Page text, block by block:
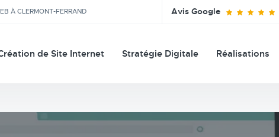
À CLERMONT-FERRAND Avis Google
de Site Internet Stratégie Digitale Réalisations